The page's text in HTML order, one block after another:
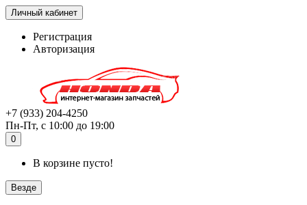
Личный кабинет
Регистрация
Авторизация
+7 (933) 204-4250
Пн-Пт, с 10:00 до 19:00
0
В корзине пусто!
Везде